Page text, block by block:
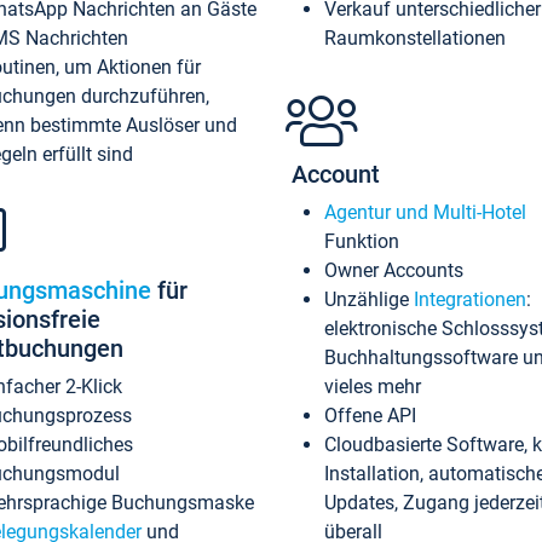
Nachrichten an Gäste
Nachrichten
um Aktionen für
durchzuführen,
bestimmte Auslöser und
erfüllt sind
für
2-Klick
Buchungsmaske
und
Verkauf unterschiedlicher
Raumkonstellationen
Account
Agentur und Multi-Hotel
Funktion
Owner Accounts
Unzählige Integrationen:
elektronische
Buchhaltungssoftware
vieles mehr
Offene API
Cloudbasierte Software,
Installation,
Updates, Zugang
überall